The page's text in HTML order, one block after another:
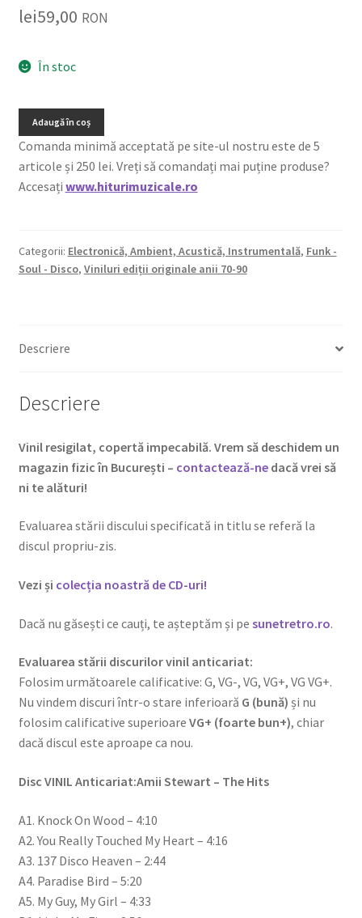
lei59,00 RON
În stoc
Adaugă în coș
Comanda minimă acceptată pe site-ul nostru este de 5
articole și 250 lei. Vreți să comandați mai puține produse?
Accesați www.hiturimuzicale.ro
Categorii: Electronică, Ambient, Acustică, Instrumentală, Funk -
Soul - Disco, Viniluri ediții originale anii 70-90
Descriere
Descriere
Vinil resigilat, copertă impecabilă. Vrem să deschidem un
magazin fizic în București – contactează-nedacă vrei să
ni te alături!
Evaluarea stării discului specificată in titlu se referă la
discul propriu-zis.
Vezi și colecția noastră de CD-uri!
Dacă nu găsești ce cauți, te așteptăm și pe sunetretro.ro.
Evaluarea stării discurilor vinil anticariat:
Folosim următoarele calificative: G, VG-, VG, VG+, VG VG+.
Nu vindem discuri într-o stare inferioară G (bună) și nu
folosim calificative superioare VG+ (foarte bun+), chiar
dacă discul este aproape ca nou.
Disc VINIL Anticariat:Amii Stewart – The Hits
A1. Knock On Wood – 4:10
A2. You Really Touched My Heart – 4:16
A3. 137 Disco Heaven – 2:44
A4. Paradise Bird – 5:20
A5. My Guy, My Girl – 4:33